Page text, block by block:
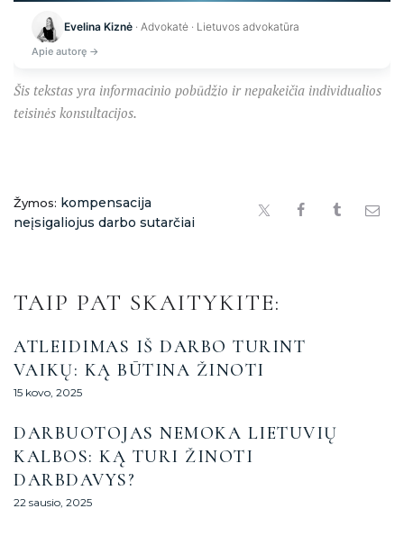
Kraunama...
Evelina Kiznė · Advokatė · Lietuvos advokatūra
Apie autorę →
Šis tekstas yra informacinio pobūdžio ir nepakeičia individualios
teisinės konsultacijos.
Žymos: kompensacija
neįsigaliojus darbo sutarčiai
TAIP PAT SKAITYKITE:
ATLEIDIMAS IŠ DARBO TURINT
VAIKŲ: KĄ BŪTINA ŽINOTI
15 kovo, 2025
DARBUOTOJAS NEMOKA LIETUVIŲ
KALBOS: KĄ TURI ŽINOTI
DARBDAVYS?
22 sausio, 2025